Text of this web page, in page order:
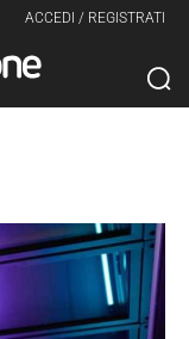
ACCEDI / REGISTRATI